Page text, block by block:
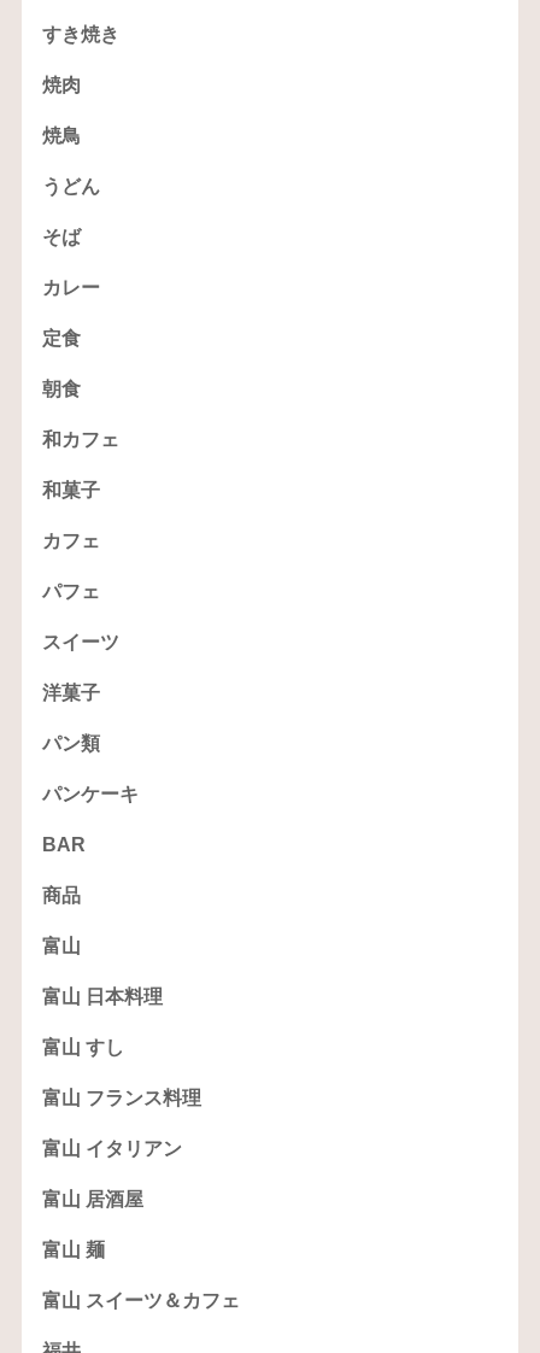
すき焼き
焼肉
焼鳥
うどん
そば
カレー
定食
朝食
和カフェ
和菓子
カフェ
パフェ
スイーツ
洋菓子
パン類
パンケーキ
BAR
商品
富山
富山 日本料理
富山 すし
富山 フランス料理
富山 イタリアン
富山 居酒屋
富山 麺
富山 スイーツ＆カフェ